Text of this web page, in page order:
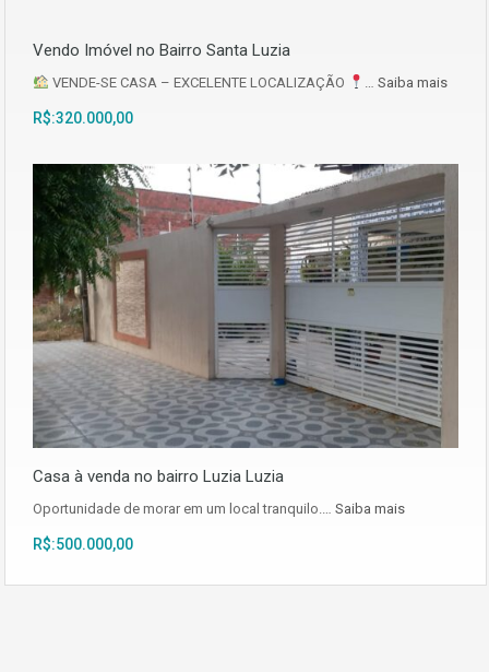
Vendo Imóvel no Bairro Santa Luzia
VENDE-SE CASA – EXCELENTE LOCALIZAÇÃO Saiba mais
R$:320.000,00
Casa à venda no bairro Luzia Luzia
Oportunidade de morar em um local tranquilo.… Saiba mais
R$:500.000,00